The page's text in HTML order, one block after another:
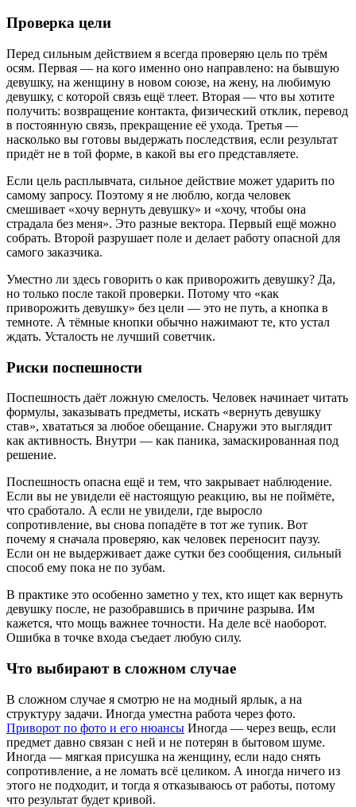
Проверка цели
Перед сильным действием я всегда проверяю цель по трём
осям. Первая — на кого именно оно направлено: на бывшую
девушку, на женщину в новом союзе, на жену, на любимую
девушку, с которой связь ещё тлеет. Вторая — что вы хотите
получить: возвращение контакта, физический отклик, перевод
в постоянную связь, прекращение её ухода. Третья —
насколько вы готовы выдержать последствия, если результат
придёт не в той форме, в какой вы его представляете.
Если цель расплывчата, сильное действие может ударить по
самому запросу. Поэтому я не люблю, когда человек
смешивает «хочу вернуть девушку» и «хочу, чтобы она
страдала без меня». Это разные вектора. Первый ещё можно
собрать. Второй разрушает поле и делает работу опасной для
самого заказчика.
Уместно ли здесь говорить о как приворожить девушку? Да,
но только после такой проверки. Потому что «как
приворожить девушку» без цели — это не путь, а кнопка в
темноте. А тёмные кнопки обычно нажимают те, кто устал
ждать. Усталость не лучший советчик.
Риски поспешности
Поспешность даёт ложную смелость. Человек начинает читать
формулы, заказывать предметы, искать «вернуть девушку
став», хвататься за любое обещание. Снаружи это выглядит
как активность. Внутри — как паника, замаскированная под
решение.
Поспешность опасна ещё и тем, что закрывает наблюдение.
Если вы не увидели её настоящую реакцию, вы не поймёте,
что сработало. А если не увидели, где выросло
сопротивление, вы снова попадёте в тот же тупик. Вот
почему я сначала проверяю, как человек переносит паузу.
Если он не выдерживает даже сутки без сообщения, сильный
способ ему пока не по зубам.
В практике это особенно заметно у тех, кто ищет как вернуть
девушку после, не разобравшись в причине разрыва. Им
кажется, что мощь важнее точности. На деле всё наоборот.
Ошибка в точке входа съедает любую силу.
Что выбирают в сложном случае
В сложном случае я смотрю не на модный ярлык, а на
структуру задачи. Иногда уместна работа через фото.
Приворот по фото и его нюансы Иногда — через вещь, если
предмет давно связан с ней и не потерян в бытовом шуме.
Иногда — мягкая присушка на женщину, если надо снять
сопротивление, а не ломать всё целиком. А иногда ничего из
этого не подходит, и тогда я отказываюсь от работы, потому
что результат будет кривой.